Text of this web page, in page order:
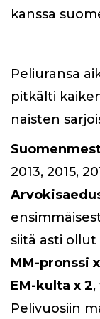
kanssa
Peliuransa
pitkälti
naisten
2013, 2015,
siitä asti
MM-pronssi
EM-kulta x 2,
Pelivuosiin